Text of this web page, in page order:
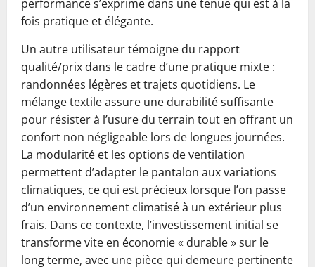
performance s’exprime dans une tenue qui est à la
fois pratique et élégante.
Un autre utilisateur témoigne du rapport
qualité/prix dans le cadre d’une pratique mixte :
randonnées légères et trajets quotidiens. Le
mélange textile assure une durabilité suffisante
pour résister à l’usure du terrain tout en offrant un
confort non négligeable lors de longues journées.
La modularité et les options de ventilation
permettent d’adapter le pantalon aux variations
climatiques, ce qui est précieux lorsque l’on passe
d’un environnement climatisé à un extérieur plus
frais. Dans ce contexte, l’investissement initial se
transforme vite en économie « durable » sur le
long terme, avec une pièce qui demeure pertinente